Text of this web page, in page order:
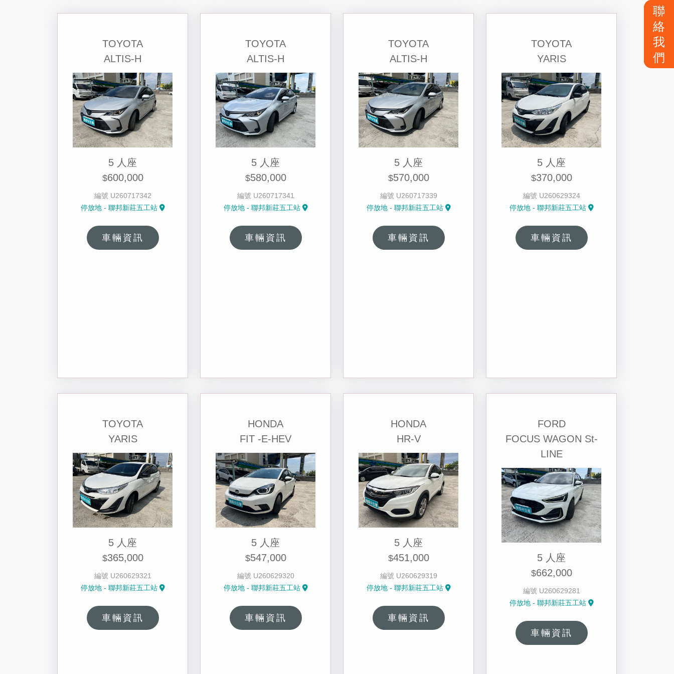
TOYOTA
ALTIS-H
5 人座
$600,000
編號 U260717342
停放地 - 聯邦新莊五工站
車輛資訊
TOYOTA
ALTIS-H
5 人座
$580,000
編號 U260717341
停放地 - 聯邦新莊五工站
車輛資訊
TOYOTA
ALTIS-H
5 人座
$570,000
編號 U260717339
停放地 - 聯邦新莊五工站
車輛資訊
TOYOTA
YARIS
5 人座
$370,000
編號 U260629324
停放地 - 聯邦新莊五工站
車輛資訊
TOYOTA
YARIS
5 人座
$365,000
編號 U260629321
停放地 - 聯邦新莊五工站
車輛資訊
HONDA
FIT -E-HEV
5 人座
$547,000
編號 U260629320
停放地 - 聯邦新莊五工站
車輛資訊
HONDA
HR-V
5 人座
$451,000
編號 U260629319
停放地 - 聯邦新莊五工站
車輛資訊
FORD
FOCUS WAGON St-
LINE
5 人座
$662,000
編號 U260629281
停放地 - 聯邦新莊五工站
車輛資訊
聯
絡
我
們